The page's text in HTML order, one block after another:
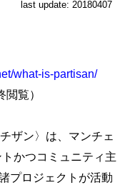
last update: 20180407
what-is-partisan/
覧）
ザン〉は、マンチェ
かつコミュニティ主
プロジェクトが活動